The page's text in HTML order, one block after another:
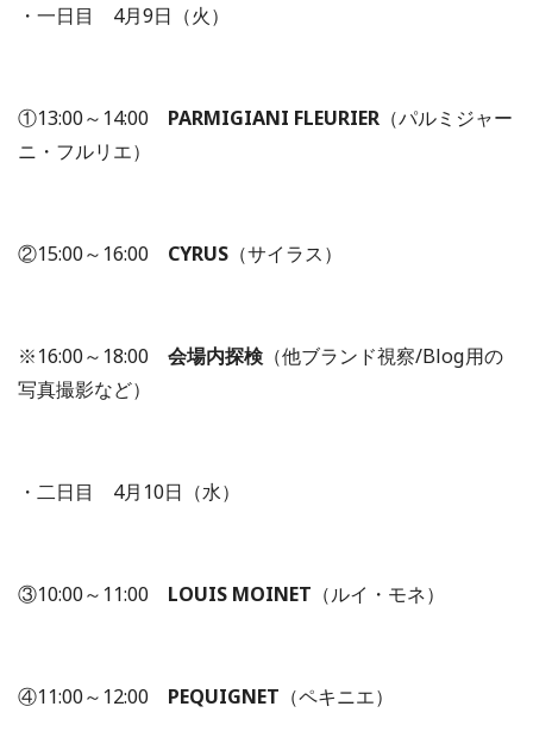
・一日目 4月9日（火）
①13:00～14:00 PARMIGIANI FLEURIER （パルミジャー
ニ・フルリエ）
②15:00～16:00 CYRUS （サイラス）
※16:00～18:00 会場内探検 （他ブランド視察/Blog用の
写真撮影など）
・二日目 4月10日（水）
③10:00～11:00 LOUIS MOINET （ルイ・モネ）
④11:00～12:00 PEQUIGNET （ペキニエ）